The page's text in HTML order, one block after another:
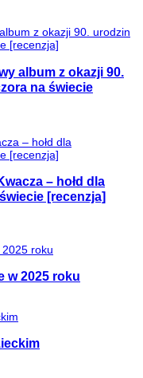
album z okazji 90.
na świecie
– hołd dla
[recenzja]
w 2025 roku